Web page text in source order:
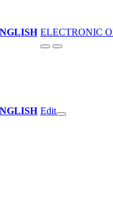
ELECTRONIC
Edit